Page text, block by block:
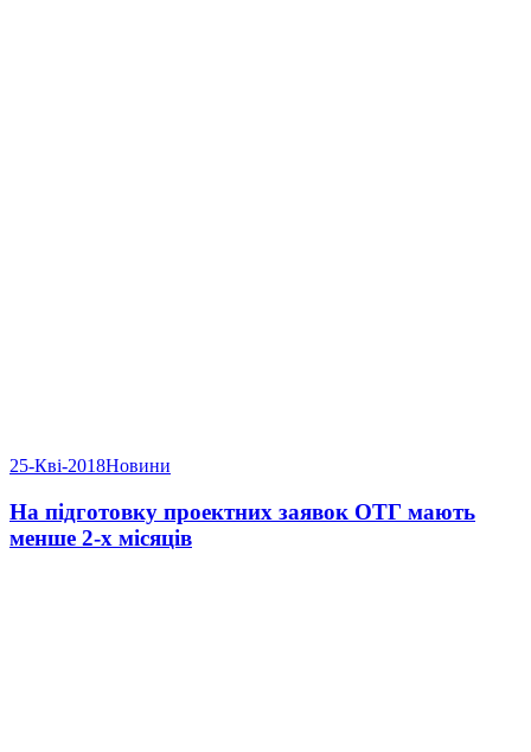
25-Кві-2018Новини
На підготовку проектних заявок ОТГ мають
менше 2-х місяців